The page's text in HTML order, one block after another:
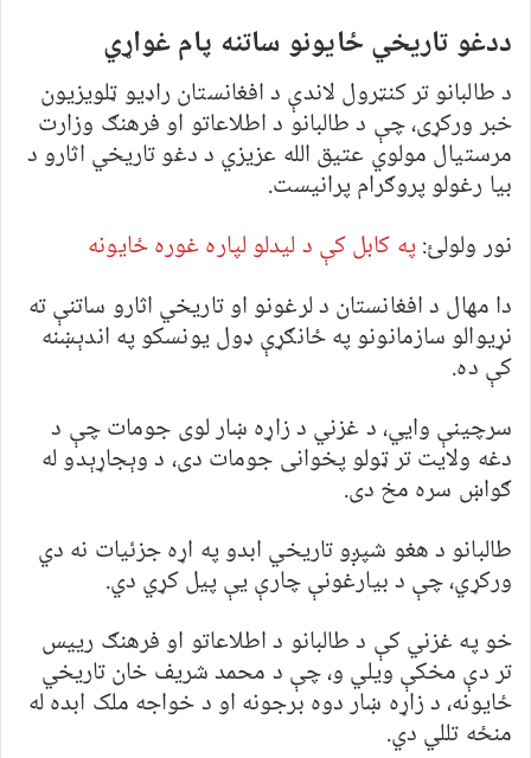
ددغو تاریخي ځایونو ساتنه پام غواړي
د طالبانو تر کنټرول لاندې د افغانستان راډیو ټلویزیون
خبر ورکړی، چې د طالبانو د اطلاعاتو او فرهنګ وزارت
مرستیال مولوي عتیق الله عزیزي د دغو تاریخي اثارو د
بیا رغولو پروګرام پرانیست.
نور ولولئ:په کابل کې د لیدلو لپاره غوره ځایونه
دا مهال د افغانستان د لرغونو او تاریخي اثارو ساتنې ته
نړیوالو سازمانونو په ځانګړې ډول یونسکو په اندېښنه
کې ده.
سرچینې وايي، د غزني د زاړه ښار لوی جومات چې د
دغه ولایت تر ټولو پخوانی جومات دی، د وېجاړېدو له
ګواښ سره مخ دی.
طالبانو د هغو شپږو تاریخي ابدو په اړه جزئیات نه دي
ورکړي، چې د بیارغونې چارې یې پیل کړي دي.
خو په غزني کې د طالبانو د اطلاعاتو او فرهنګ رييس
تر دې مخکې ويلي و، چې د محمد شريف خان تاريخي
ځايونه، د زاړه ښار دوه برجونه او د خواجه ملک ابده له
منځه تللي دي.